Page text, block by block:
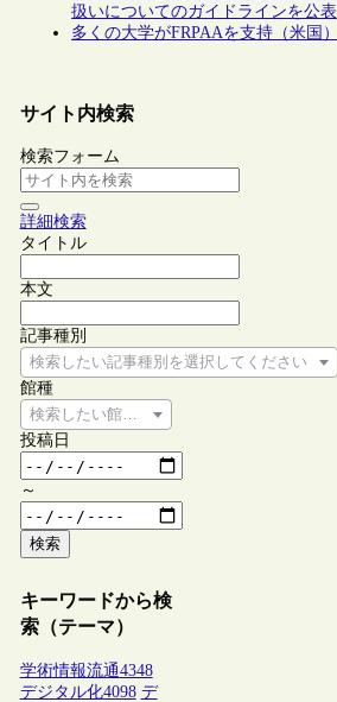
扱いについてのガイドラインを公表
多くの大学がFRPAAを支持（米国）
サイト内検索
検索フォーム
詳細検索
タイトル
本文
記事種別
検索したい記事種別を選択してください
館種
検索したい館種を選択してください
投稿日
～
検索
キーワードから検
索（テーマ）
学術情報流通4348
デジタル化4098 デ